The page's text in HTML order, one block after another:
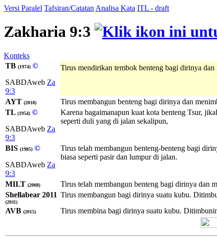
Versi Paralel Tafsiran/Catatan Analisa Kata ITL - draft
Zakharia 9:3
Konteks
TB (1974) ©
SABDAweb Za
9:3
Tirus mendirikan tembok benteng bagi dirinya
AYT (2018)
Tirus membangun benteng bagi dirinya dan
TL (1954) ©
SABDAweb Za
9:3
Karena bagaimanapun kuat kota benteng Tsur,
seperti duli yang di jalan sekalipun,
BIS (1985) ©
SABDAweb Za
9:3
Tirus telah membangun benteng-benteng bagi
biasa seperti pasir dan lumpur di jalan.
MILT (2008)
Tirus telah membangun benteng bagi dirinya dan
Shellabear 2011
(2011)
Tirus membangun bagi dirinya suatu kubu.
AVB (2015) Tirus membina bagi dirinya suatu kubu.